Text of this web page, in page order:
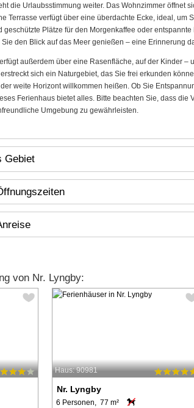
die Urlaubsstimmung weiter. Das Wohnzimmer öffnet
Terrasse verfügt über eine überdachte Ecke, ideal,
geschützte Plätze für den Morgenkaffee oder
den Blick auf das Meer genießen – eine Erinnerung
außerdem über eine Rasenfläche, auf der Kinder
sich ein Naturgebiet, das Sie frei erkunden
weite Horizont willkommen heißen. Ob Sie
Ferienhaus bietet alles. Bitte beachten Sie, dass
Umgebung zu gewährleisten.
Gebiet
von Nr. Lyngby:
Haus: 90981
Nr. Lyngby
6 Personen, 77 m²